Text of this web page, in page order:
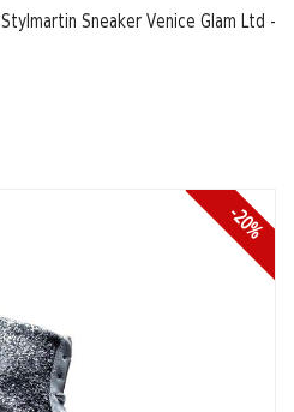
Stylmartin Sneaker Venice Glam Ltd -
-20%